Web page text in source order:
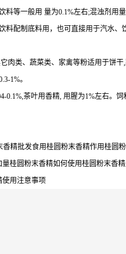
等一般用 量为0.1%左右;混浊剂用量
料配制底料用，也可直接用于汽水、
肉类、蔬菜类、家禽等粉适用于饼
1%。
0.1%,茶叶用香精, 用腥为1%左右。
香精批发食用桂圆粉末香精作用桂圆
桂圆粉末香精如何使用桂圆粉末香
使用注意事项